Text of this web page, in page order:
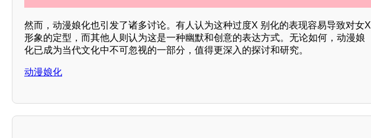
然而，动漫娘化也引发了诸多讨论。有人认为这种过度X 别化的表现容易导致对女X
形象的定型，而其他人则认为这是一种幽默和创意的表达方式。无论如何，动漫娘
化已成为当代文化中不可忽视的一部分，值得更深入的探讨和研究。
动漫娘化